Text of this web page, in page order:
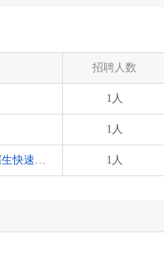
招聘人数
1人
1人
服装供应链项目管理（接受应届生快速晋升） 1人